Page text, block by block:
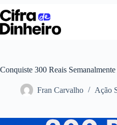
Pular
para
o
conteúdo
Conquiste 300 Reais
Fran Carvalho Ação